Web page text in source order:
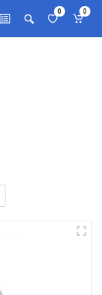
0 0